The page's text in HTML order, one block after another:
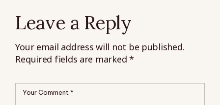
Leave a Reply
Your email address will not be published.
Required fields are marked*